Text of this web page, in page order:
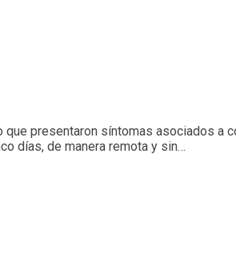
presentaron síntomas asociados a
días, de manera remota y sin…